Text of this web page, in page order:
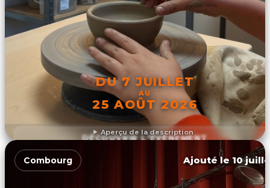
Aperçu de la description
DU 7 JUILLET
AU
25 AOÛT 2026
DÉCOUVRIR L'ÉVÉNEMENT
Combourg Ajouté le 10